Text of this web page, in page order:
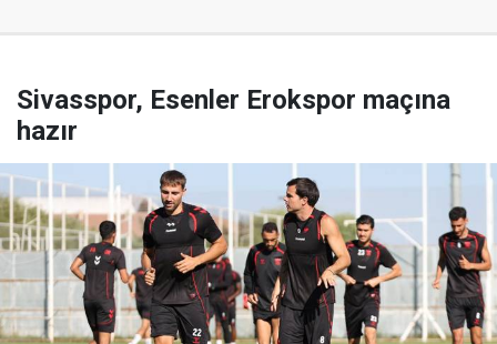
Sivasspor, Esenler Erokspor maçına
hazır